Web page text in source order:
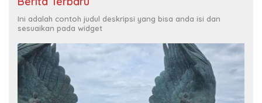
Ini adalah contoh judul deskripsi yang bisa anda isi dan
sesuaikan pada widget